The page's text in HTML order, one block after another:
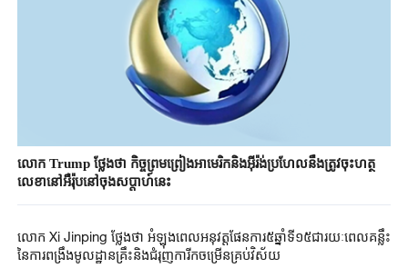
លោក Trump ថ្លែងថា កិច្ចព្រមព្រៀងអាមេរិកនិងអ៊ីរ៉ង់ប្រហែលនឹងត្រូវចុះហត្ថ
លេខានៅអឺរ៉ុបនៅចុងសប្តាហ៍នេះ
លោក Xi Jinping ថ្លែងថា អំឡុងពេលអនុវត្តផែនការ៥ឆ្នាំទី១៥ជារយៈពេលគន្លឹះ
នៃការពង្រឹងមូលដ្ឋានគ្រឹះនិងជំរុញការីកចម្រើនគ្រប់វិស័យ